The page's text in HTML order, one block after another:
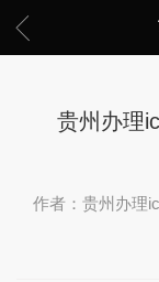
贵州办理
作者：贵州办理